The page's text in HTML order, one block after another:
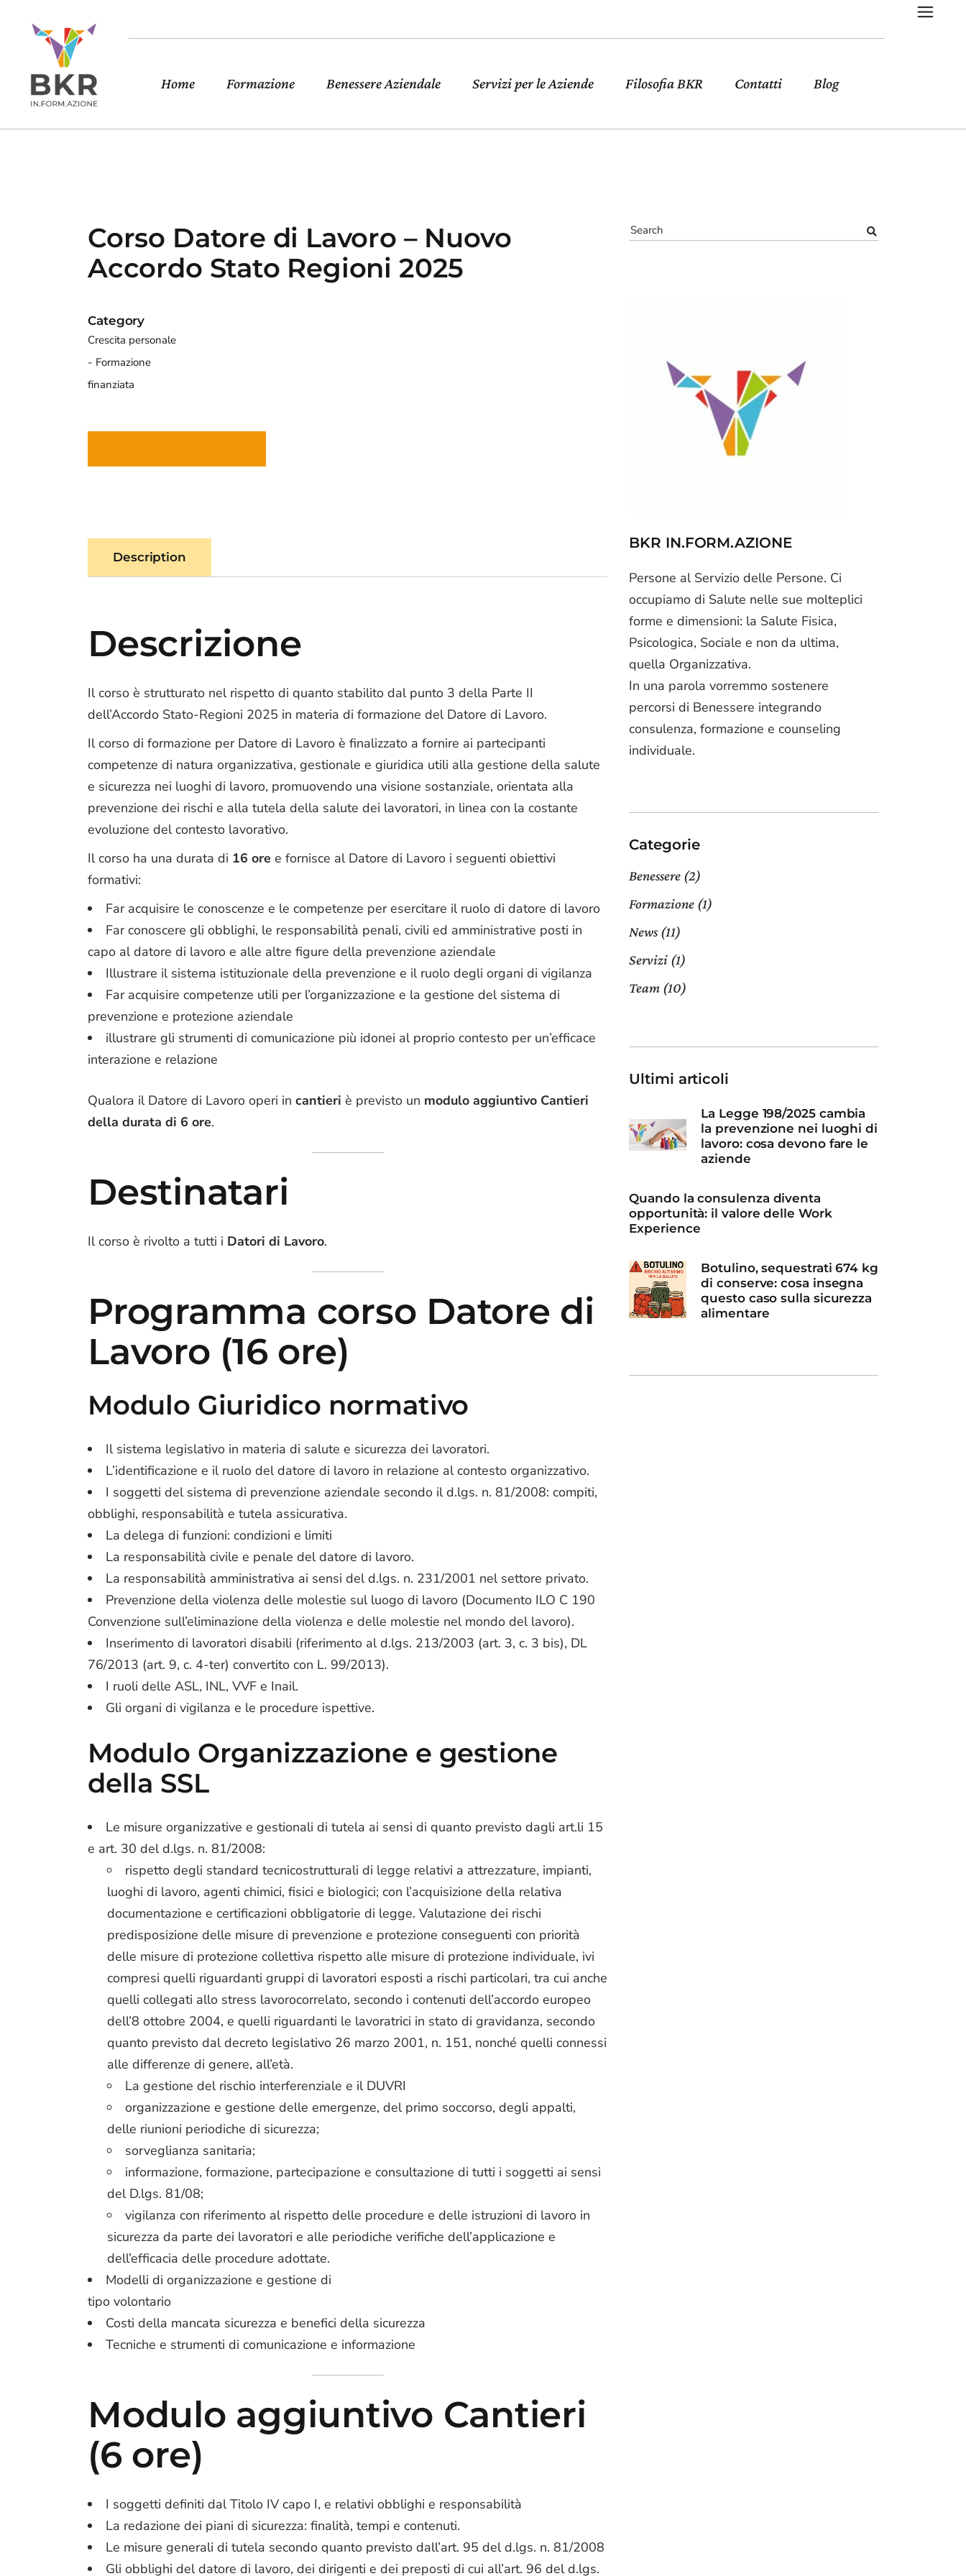
Home Formazione Benessere Aziendale Servizi per le Aziende Filosofia BKR Contatti Blog
Corso Datore di Lavoro – Nuovo
Accordo Stato Regioni 2025
Category
Crescita personale
Formazione
finanziata
Description
Descrizione
Il corso è strutturato nel rispetto di quanto stabilito dal punto 3 della Parte II
dell’Accordo Stato-Regioni 2025 in materia di formazione del Datore di Lavoro.
Il corso di formazione per Datore di Lavoro è finalizzato a fornire ai partecipanti
competenze di natura organizzativa, gestionale e giuridica utili alla gestione della salute
e sicurezza nei luoghi di lavoro, promuovendo una visione sostanziale, orientata alla
prevenzione dei rischi e alla tutela della salute dei lavoratori, in linea con la costante
evoluzione del contesto lavorativo.
Il corso ha una durata di 16 ore e fornisce al Datore di Lavoro i seguenti obiettivi
formativi:
Far acquisire le conoscenze e le competenze per esercitare il ruolo di datore di lavoro
Far conoscere gli obblighi, le responsabilità penali, civili ed amministrative posti in
capo al datore di lavoro e alle altre figure della prevenzione aziendale
Illustrare il sistema istituzionale della prevenzione e il ruolo degli organi di vigilanza
Far acquisire competenze utili per l’organizzazione e la gestione del sistema di
prevenzione e protezione aziendale
illustrare gli strumenti di comunicazione più idonei al proprio contesto per un’efficace
interazione e relazione
Qualora il Datore di Lavoro operi in cantieri è previsto un modulo aggiuntivo Cantieri
della durata di 6 ore.
Destinatari
Il corso è rivolto a tutti i Datori di Lavoro.
Programma corso Datore di
Lavoro (16 ore)
Modulo Giuridico normativo
Il sistema legislativo in materia di salute e sicurezza dei lavoratori.
L’identificazione e il ruolo del datore di lavoro in relazione al contesto organizzativo.
I soggetti del sistema di prevenzione aziendale secondo il d.lgs. n. 81/2008: compiti,
obblighi, responsabilità e tutela assicurativa.
La delega di funzioni: condizioni e limiti
La responsabilità civile e penale del datore di lavoro.
La responsabilità amministrativa ai sensi del d.lgs. n. 231/2001 nel settore privato.
Prevenzione della violenza delle molestie sul luogo di lavoro (Documento ILO C 190
Convenzione sull’eliminazione della violenza e delle molestie nel mondo del lavoro).
Inserimento di lavoratori disabili (riferimento al d.lgs. 213/2003 (art. 3, c. 3 bis), DL
76/2013 (art. 9, c. 4-ter) convertito con L. 99/2013).
I ruoli delle ASL, INL, VVF e Inail.
Gli organi di vigilanza e le procedure ispettive.
Modulo Organizzazione e gestione
della SSL
Le misure organizzative e gestionali di tutela ai sensi di quanto previsto dagli art.li 15
e art. 30 del d.lgs. n. 81/2008:
rispetto degli standard tecnicostrutturali di legge relativi a attrezzature, impianti,
luoghi di lavoro, agenti chimici, fisici e biologici; con l’acquisizione della relativa
documentazione e certificazioni obbligatorie di legge. Valutazione dei rischi
predisposizione delle misure di prevenzione e protezione conseguenti con priorità
delle misure di protezione collettiva rispetto alle misure di protezione individuale, ivi
compresi quelli riguardanti gruppi di lavoratori esposti a rischi particolari, tra cui anche
quelli collegati allo stress lavorocorrelato, secondo i contenuti dell’accordo europeo
dell’8 ottobre 2004, e quelli riguardanti le lavoratrici in stato di gravidanza, secondo
quanto previsto dal decreto legislativo 26 marzo 2001, n. 151, nonché quelli connessi
alle differenze di genere, all’età.
La gestione del rischio interferenziale e il DUVRI
organizzazione e gestione delle emergenze, del primo soccorso, degli appalti,
delle riunioni periodiche di sicurezza;
sorveglianza sanitaria;
informazione, formazione, partecipazione e consultazione di tutti i soggetti ai sensi
del D.lgs. 81/08;
vigilanza con riferimento al rispetto delle procedure e delle istruzioni di lavoro in
sicurezza da parte dei lavoratori e alle periodiche verifiche dell’applicazione e
dell’efficacia delle procedure adottate.
Modelli di organizzazione e gestione di
tipo volontario
Costi della mancata sicurezza e benefici della sicurezza
Tecniche e strumenti di comunicazione e informazione
Modulo aggiuntivo Cantieri
(6 ore)
I soggetti definiti dal Titolo IV capo I, e relativi obblighi e responsabilità
La redazione dei piani di sicurezza: finalità, tempi e contenuti.
Le misure generali di tutela secondo quanto previsto dall’art. 95 del d.lgs. n. 81/2008
Gli obblighi del datore di lavoro, dei dirigenti e dei preposti di cui all’art. 96 del d.lgs.
BKR IN.FORM.AZIONE
Persone al Servizio delle Persone. Ci
occupiamo di Salute nelle sue molteplici
forme e dimensioni: la Salute Fisica,
Psicologica, Sociale e non da ultima,
quella Organizzativa.
In una parola vorremmo sostenere
percorsi di Benessere integrando
consulenza, formazione e counseling
individuale.
Categorie
Benessere (2)
Formazione (1)
News(11)
Servizi (1)
Team (10)
Ultimi articoli
La Legge 198/2025 cambia
la prevenzione nei luoghi di
lavoro: cosa devono fare le
aziende
Quando la consulenza diventa
opportunità: il valore delle Work
Experience
Botulino, sequestrati 674 kg
di conserve: cosa insegna
questo caso sulla sicurezza
alimentare